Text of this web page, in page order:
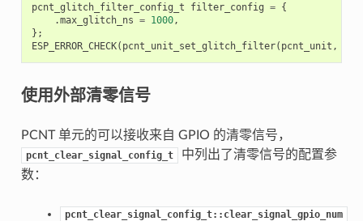
pcnt_glitch_filter_config_t filter_config = {
.max_glitch_ns = 1000,
};
ESP_ERROR_CHECK( pcnt_unit_set_glitch_filter( pcnt_unit ,
使用外部清零信号
PCNT 单元的可以接收来自 GPIO 的清零信号，
pcnt_clear_signal_config_t
中列出了清零信号的配置参
数：
pcnt_clear_signal_config_t::clear_signal_gpio_num